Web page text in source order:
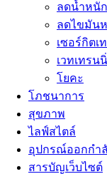
ลดน้ำหนัก
ลดไขมัน
เซอร์กิตเ
เวทเทรน
โยคะ
โภชนาการ
สุขภาพ
ไลฟ์สไตล์
อุปกรณ์ออกกำ
สารบัญเว็บไซต์